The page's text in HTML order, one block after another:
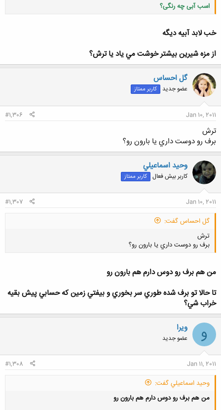
اسب آبی چه رنگی؟
کلیک کنید تا باز شود...
خب لابد آبيه ديگه
از مزه شيرين بيشتر خوشت مي ياد يا ترش؟
گل احساس
عضو جدید کاربر ممتاز
Jan 10, 2011
#1,306
ترش
برف رو دوست داري يا بارون رو؟
وحيد اسماعيلي
کاربر بیش فعال کاربر ممتاز
Jan 10, 2011
#1,307
گل احساس گفت:
ترش
برف رو دوست داري يا بارون رو؟
کلیک کنید تا باز شود...
من هم برف رو دوس دارم هم بارون رو
تا حالا تو برف شده طوري سر بخوري و بيفتي زمين كه حسابي پيش بقيه
خراب شي؟
و ویرا
عضو جدید
Jan 11, 2011
#1,308
وحيد اسماعيلي گفت:
من هم برف رو دوس دارم هم بارون رو